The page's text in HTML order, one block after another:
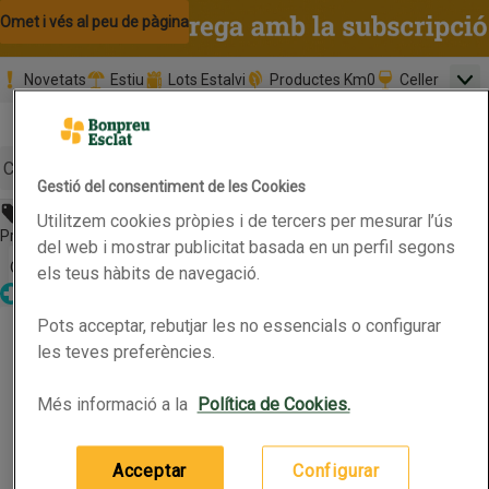
Omet i vés al contingut
Omet i vés a la cerca
Omet i vés al peu de pàgina
Novetats Estiu Lots Estalvi Productes Km0 Celler
Promoció clients nous
Botó del menú principal
Abans 14,99€
Preu rebaixat. Vàlid fins 13/07/2026
Obre-ho per veure una llista de les opcions d'ordenació
Ordena
Productes en oferta
BEAUTERRA Condicionador nutritiu
Parafarmàcia
BEAUTERRA Condicionador nutritiu
0.5L (29,98 € per litre)
14,99 €
Afegeix
Gestió del consentiment de les Cookies
Utilitzem cookies pròpies i de tercers per mesurar l’ús
del web i mostrar publicitat basada en un perfil segons
els teus hàbits de navegació.
Pots acceptar, rebutjar les no essencials o configurar
les teves preferències.
Més informació a la Política de Cookies.
Configurar
Acceptar